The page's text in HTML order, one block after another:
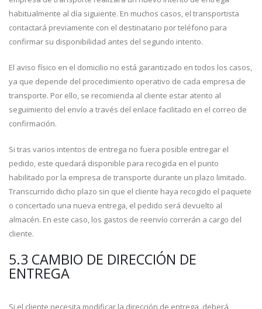
habitualmente al día siguiente. En muchos casos, el transportista
contactará previamente con el destinatario por teléfono para
confirmar su disponibilidad antes del segundo intento.
El aviso físico en el domicilio no está garantizado en todos los casos,
ya que depende del procedimiento operativo de cada empresa de
transporte. Por ello, se recomienda al cliente estar atento al
seguimiento del envío a través del enlace facilitado en el correo de
confirmación.
Si tras varios intentos de entrega no fuera posible entregar el
pedido, este quedará disponible para recogida en el punto
habilitado por la empresa de transporte durante un plazo limitado.
Transcurrido dicho plazo sin que el cliente haya recogido el paquete
o concertado una nueva entrega, el pedido será devuelto al
almacén. En este caso, los gastos de reenvío correrán a cargo del
cliente.
5.3 CAMBIO DE DIRECCIÓN DE
ENTREGA
Si el cliente necesita modificar la dirección de entrega, deberá